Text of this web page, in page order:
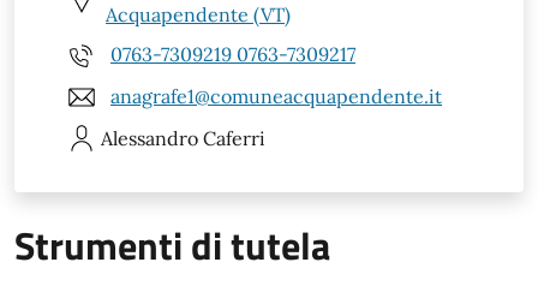
Acquapendente (VT)
0763-7309219 0763-7309217
anagrafe1@comuneacquapendente.it
Alessandro Caferri
Strumenti di tutela